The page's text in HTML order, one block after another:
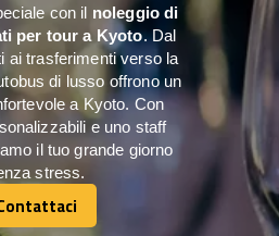
con il noleggio di
per tour a Kyoto. Dal
ai trasferimenti verso la
di lusso offrono un
a Kyoto. Con
e uno staff
il tuo grande giorno
stress.